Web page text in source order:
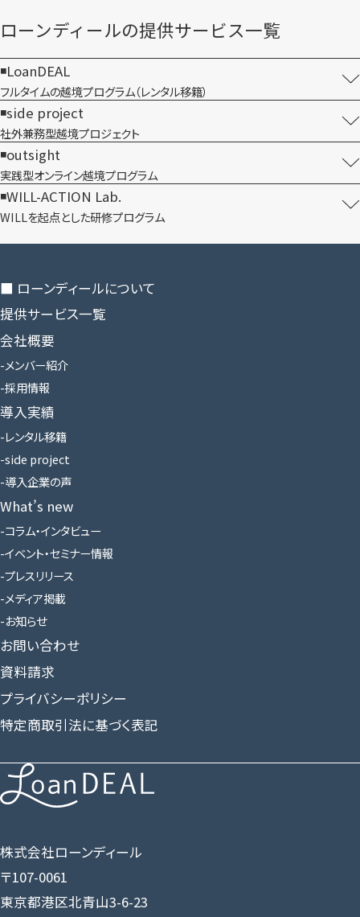
ローンディールの​提供サービス一覧
LoanDEAL
フルタイムの越境プログラム​（レンタル移籍）
side project
社外兼務型​越境プロジェクト
outsight
実践型オンライン​越境プログラム
WILL-ACTION Lab.
WILLを​起点とした​研修プログラム
株式会社ローンディール
〒107-0061
東京都港区北青山3-6-23
■ ローンディールに​ついて
提供サービス一覧
会社概要
メンバー紹介
採用情報
導入実績
レンタル移籍
side project
導入企業の声
What’s new
コラム・インタビュー
イベント・セミナー情報
プレスリリース
メディア掲載
お知らせ
お問い合わせ
資料請求
プライバシーポリシー
特定商取引法に基づく表記